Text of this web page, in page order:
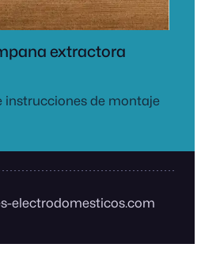
extractora
instrucciones de montaje
electrodomesticos.com